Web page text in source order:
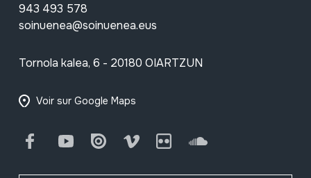
943 493 578
soinuenea@soinuenea.eus
Tornola kalea, 6 - 20180 OIARTZUN
Voir sur Google Maps
FacebookYoutube Issuu Vimeo Flickr SoundCloud